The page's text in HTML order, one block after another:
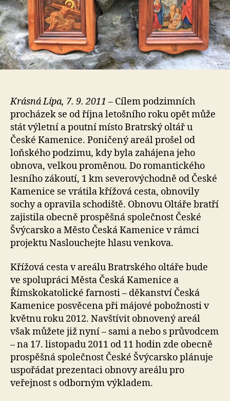
Krásná Lípa, 7. 9. 2011 – Cílem podzimních
procházek se od října letošního roku opět může
stát výletní a poutní místo Bratrský oltář u
České Kamenice. Poničený areál prošel od
loňského podzimu, kdy byla zahájena jeho
obnova, velkou proměnou. Do romantického
lesního zákoutí, 1 km severovýchodně od České
Kamenice se vrátila křížová cesta, obnovily
sochy a opravila schodiště. Obnovu Oltáře bratří
zajistila obecně prospěšná společnost České
Švýcarsko a Město Česká Kamenice v rámci
projektu Naslouchejte hlasu venkova.
Křížová cesta v areálu Bratrského oltáře bude
ve spolupráci Města Česká Kamenice a
Římskokatolické farnosti – děkanství Česká
Kamenice posvěcena při májové pobožnosti v
květnu roku 2012. Navštívit obnovený areál
však můžete již nyní – sami a nebo s průvodcem
– na 17. listopadu 2011 od 11 hodin zde obecně
prospěšná společnost České Švýcarsko plánuje
uspořádat prezentaci obnovy areálu pro
veřejnost s odborným výkladem.